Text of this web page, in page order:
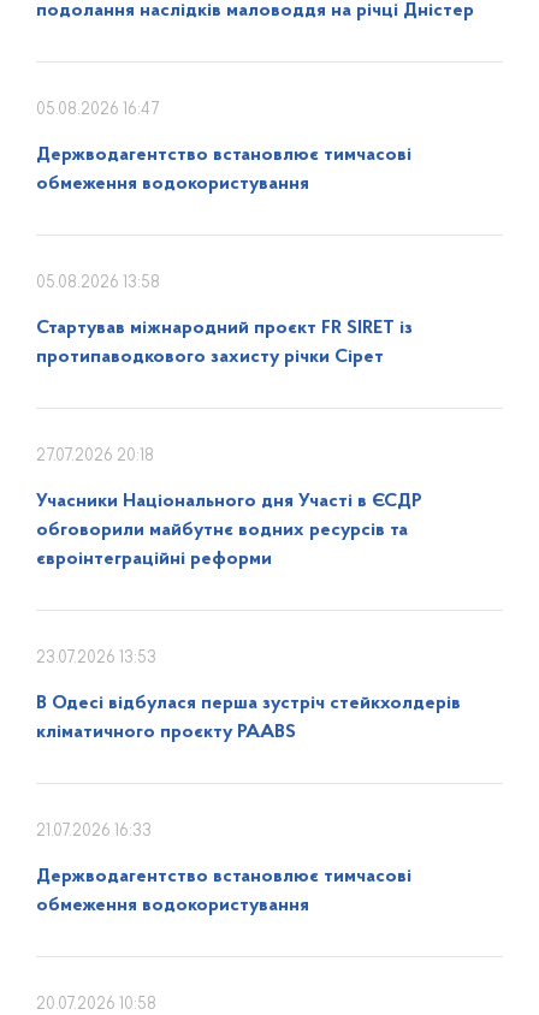
подолання наслідків маловоддя на річці Дністер
05.08.2026 16:47
Держводагентство встановлює тимчасові
обмеження водокористування
05.08.2026 13:58
Стартував міжнародний проєкт FR SIRET із
протипаводкового захисту річки Сірет
27.07.2026 20:18
Учасники Національного дня Участі в ЄСДР
обговорили майбутнє водних ресурсів та
євроінтеграційні реформи
23.07.2026 13:53
В Одесі відбулася перша зустріч стейкхолдерів
кліматичного проєкту PAABS
21.07.2026 16:33
Держводагентство встановлює тимчасові
обмеження водокористування
20.07.2026 10:58